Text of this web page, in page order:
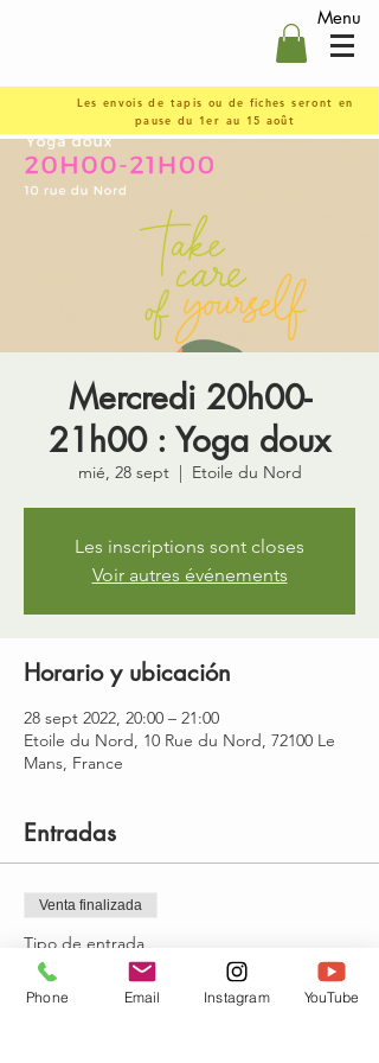
Menu
Les envois de tapis ou de fiches seront en
pause du 1er au 15 août
Mercredi 20h00-
21h00 : Yoga doux
mié, 28 sept
  |
Etoile du Nord
Les inscriptions sont closes
Voir autres événements
Horario y ubicación
28 sept 2022, 20:00 – 21:00
Etoile du Nord, 10 Rue du Nord, 72100 Le
Mans, France
Entradas
Venta finalizada
Tipo de entrada
cours de Yoga doux
Phone Email Instagram YouTube